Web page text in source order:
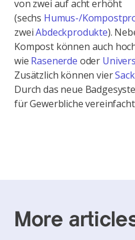
von zwei auf acht erhöht
(sechs Humus-/
zweiAbdeckprodukte).
Kompost können auch
wie Rasenerde oder
Zusätzlich können vier
Durch das neue
für Gewerbliche
More